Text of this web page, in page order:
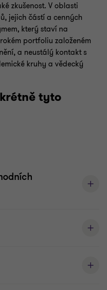
zkušenost. V oblasti
jejich částí a cenných
který staví na
portfoliu založeném
a neustálý kontakt s
kruhy a vědecký
tyto